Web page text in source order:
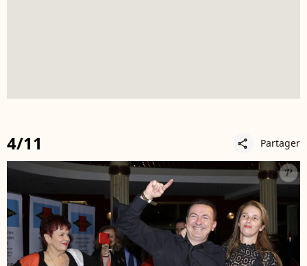
4/11 share Partager